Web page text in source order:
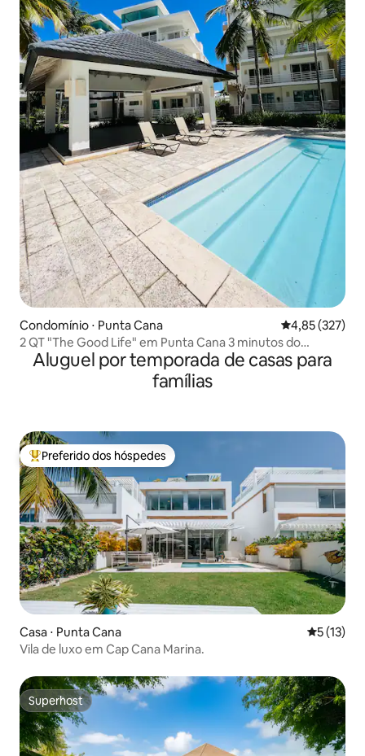
Condomínio ⋅ Punta Cana 4,85 de uma
4,85 (327)
2 QT "The Good Life" em Punta Cana 3 minutos do
aeroporto PC
Aluguel por temporada de casas para
famílias
Entre os melhores preferidos dos hóspedes
Preferido dos hóspedes
Casa ⋅ Punta Cana 5 de uma
5 (13)
Vila de luxo em Cap Cana Marina.
Superhost
Superhost